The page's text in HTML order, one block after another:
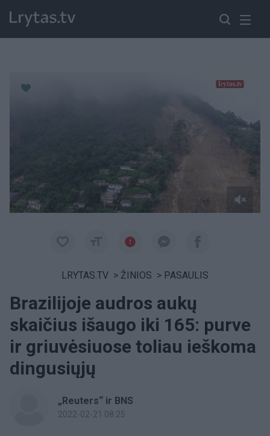
LRYTAS.TV > ŽINIOS > PASAULIS
Brazilijoje audros aukų
skaičius išaugo iki 165: purve
ir griuvėsiuose toliau ieškoma
dingusiųjų
„Reuters“ ir BNS
2022-02-21 08:25